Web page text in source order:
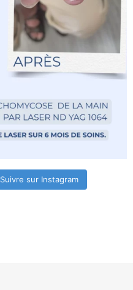
Suivre sur Instagram